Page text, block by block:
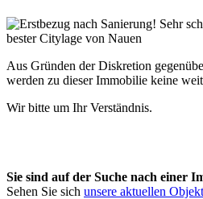
Aus Gründen der Diskretion
werden zu dieser Immobilie keine
Wir bitte um Ihr Verständnis.
Sie sind auf der Suche nach einer
Sehen Sie sich unsere aktuellen